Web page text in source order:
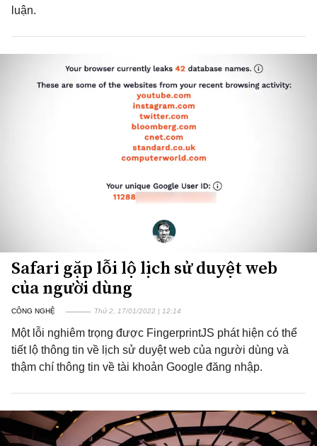
luận.
Safari gặp lỗi lộ lịch sử duyệt web
của người dùng
CÔNG NGHỆ Thứ 2, 17/01/2022 | 12:14
Một lỗi nghiêm trọng được FingerprintJS phát hiện có thể
tiết lộ thông tin về lịch sử duyệt web của người dùng và
thậm chí thông tin về tài khoản Google đăng nhập.